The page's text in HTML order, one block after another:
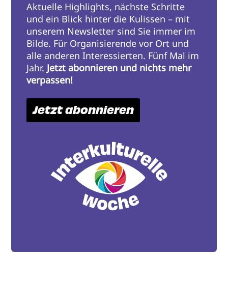
Aktuelle Highlights, nächste Schritte
und ein Blick hinter die Kulissen – mit
unserem Newsletter sind Sie immer im
Bilde. Für Organisierende vor Ort und
alle anderen Interessierten. Fünf Mal im
Jahr. Jetzt abonnieren und nichts mehr
verpassen!
Jetzt abonnieren